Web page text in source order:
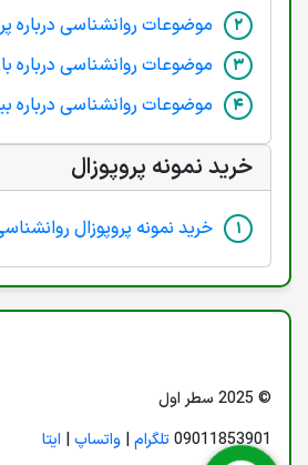
موضوعات روانشناسی درباره
موضوعات روانشناسی درباره
موضوعات روانشناسی درباره
خرید نمونه پروپوزال
خرید نمونه پروپوزال
© 2025 سطر اول
09011853901تلگرام واتساپ ایتا